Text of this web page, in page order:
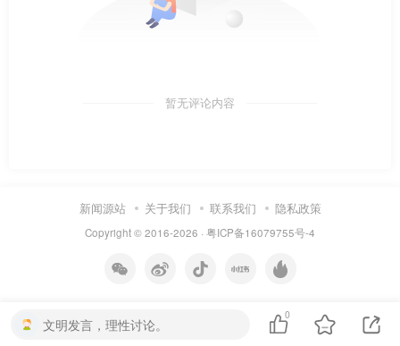
暂无评论内容
新闻源站 关于我们 联系我们 隐私政策
Copyright © 2016-2026 · 粤ICP备16079755号-4
文明发言，理性讨论。
0